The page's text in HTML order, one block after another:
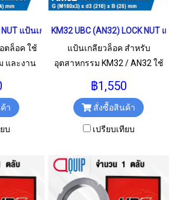
NUT แป้นเกลียวล็อค M150x2
ตล็อค ใช้
และงาน
า
บ
KM32 UBC (AN32) LOCK NUT แป้
แป้นเกลียวล็อค สำหรับ
อุตสาหกรรม KM32 / AN32 ใช้
฿1,550
สั่งซื้อสินค้า
เปรียบเทียบ